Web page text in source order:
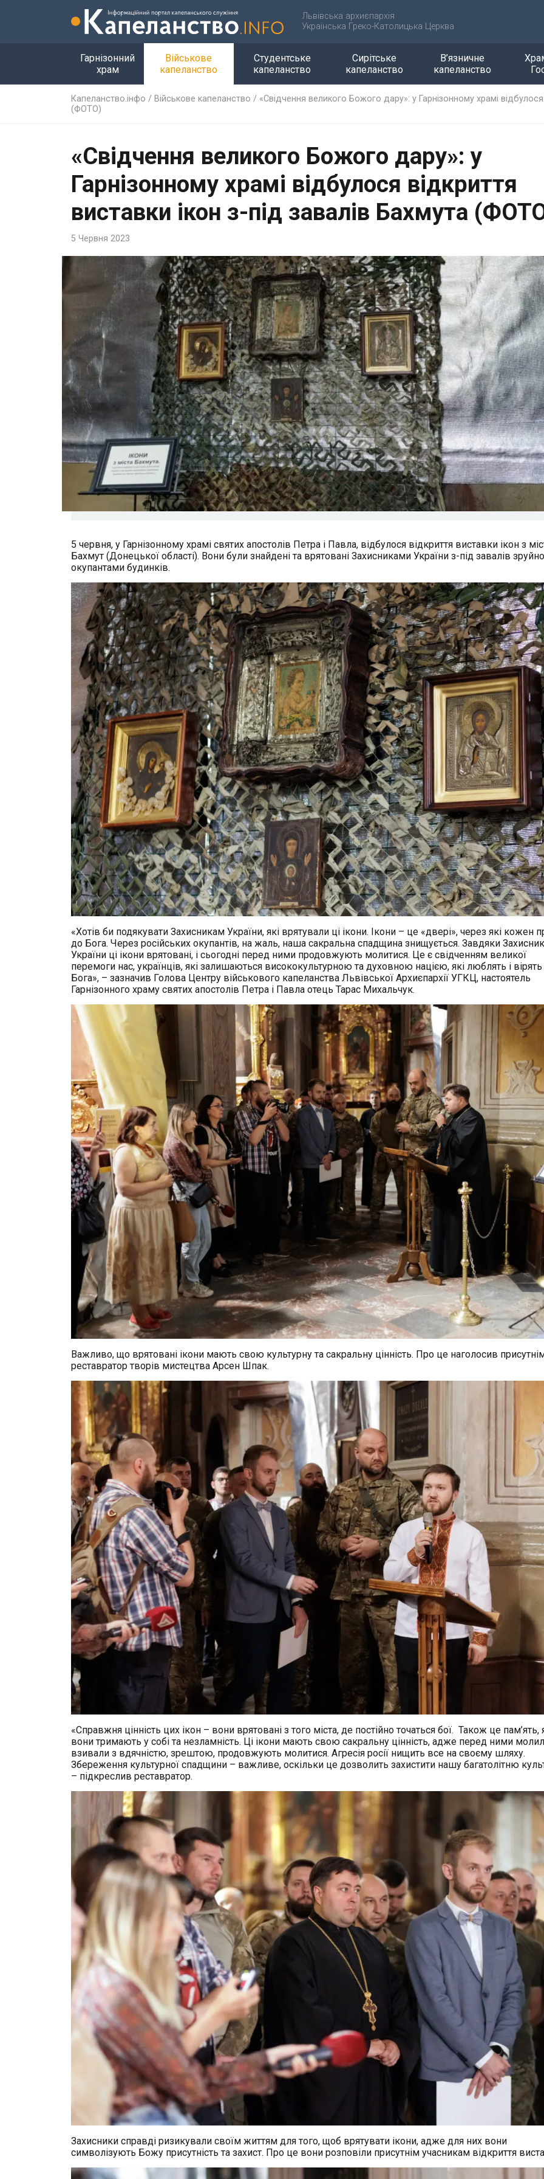
Львівська архиєпархія
Українська Греко-Католицька Церква
Гарнізонний
храм
Військове
капеланство
Студентське
капеланство
Сирітське
капеланство
В’язничне
капеланство
Капеланство.інфо / Військове капеланство / «Свідчення великого Божого дару»: у Гарнізонному храмі
(ФОТО)
«Свідчення великого Божого дару»: у
Гарнізонному храмі відбулося відкриття
виставки ікон з-під завалів Бахмута
5 Червня 2023
5 червня, у Гарнізонному храмі святих апостолів Петра і Павла, відбулося відкриття виставки ікон з
Бахмут (Донецької області). Вони були знайдені та врятовані Захисниками України з-під завалів
окупантами будинків.
«Хотів би подякувати Захисникам України, які врятували ці ікони. Ікони – це «двері», через які кожен
до Бога. Через російських окупантів, на жаль, наша сакральна спадщина знищується. Завдяки
України ці ікони врятовані, і сьогодні перед ними продовжують молитися. Це є свідченням великої
перемоги нас, українців, які залишаються висококультурною та духовною нацією, які люблять і
Бога», – зазначив Голова Центру військового капеланства Львівської Архиєпархії УГКЦ, настоятель
Гарнізонного храму святих апостолів Петра і Павла отець Тарас Михальчук.
Важливо, що врятовані ікони мають свою культурну та сакральну цінність. Про це наголосив
реставратор творів мистецтва Арсен Шпак.
«Справжня цінність цих ікон – вони врятовані з того міста, де постійно точаться бої. Також це пам’ять,
вони тримають у собі та незламність. Ці ікони мають свою сакральну цінність, адже перед ними
взивали з вдячністю, зрештою, продовжують молитися. Агресія росії нищить все на своєму шляху.
Збереження культурної спадщини – важливе, оскільки це дозволить захистити нашу багатолітню
– підкреслив реставратор.
Захисники справді ризикували своїм життям для того, щоб врятувати ікони, адже для них вони
символізують Божу присутність та захист. Про це вони розповіли присутнім учасникам відкриття